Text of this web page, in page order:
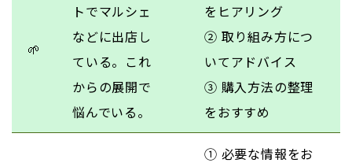
🌱
トでマルシェ
などに出店し
ている。これ
からの展開で
悩んでいる。
をヒアリング
② 取り組み方につ
いてアドバイス
③ 購入方法の整理
をおすすめ
① 必要な情報をお